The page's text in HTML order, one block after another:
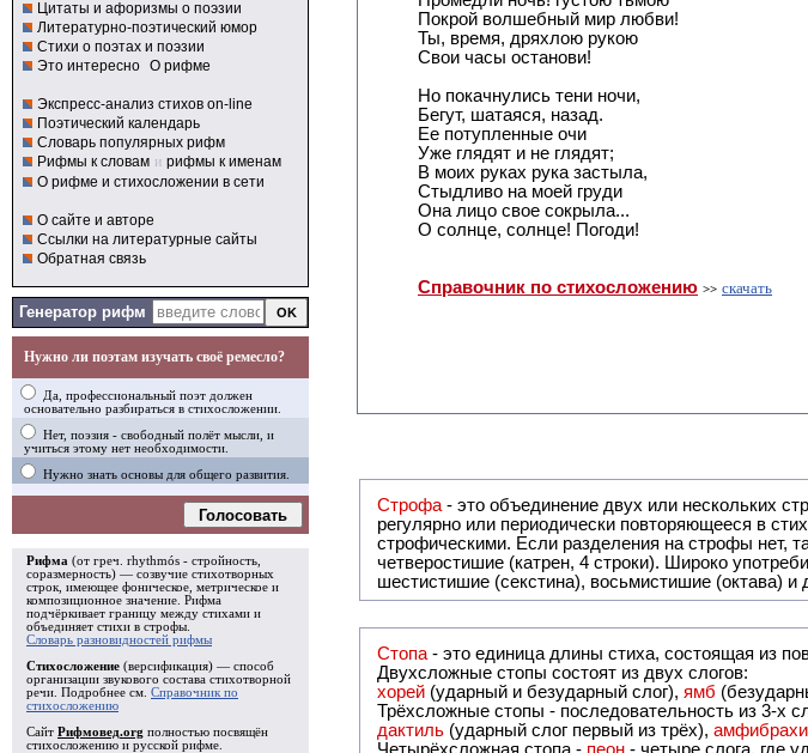
Цитаты и афоризмы о поэзии
Литературно-поэтический юмор
Стихи о поэтах и поэзии
Это интересно О рифме
Экспресс-анализ стихов on-line
Поэтический календарь
Словарь популярных рифм
Рифмы к словам и рифмы к именам
О рифме и стихосложении в сети
О сайте и авторе
Ссылки на литературные сайты
Обратная связь
Генератор рифм
Нужно ли поэтам изучать своё ремесло?
Да, профессиональный поэт должен
основательно разбираться в стихосложении.
Нет, поэзия - свободный полёт мысли, и
учиться этому нет необходимости.
Нужно знать основы для общего развития.
Голосовать
Рифма (от греч. rhythmós - стройность,
соразмерность) — созвучие стихотворных
строк, имеющее фоническое, метрическое и
композиционное значение. Рифма
подчёркивает границу между стихами и
объединяет стихи в строфы
Словарь разновидностей рифмы
Стихосложение (версификация) — способ
организации звукового состава стихотворной
речи. Подробнее см. Справочник по
стихосложению
Сайт Рифмовед.org полностью посвящён
стихосложению и русской рифме.
Покрой волшебный мир любви!
Ты, время, дряхлою рукою
Свои часы останови!
Но покачнулись тени ночи,
Бегут, шатаяся, назад.
Ее потупленные очи
Уже глядят и не глядят;
В моих руках рука застыла,
Стыдливо на моей груди
Она лицо свое сокрыла...
О солнце, солнце! Погоди!
Справочник по стихосложению >> скачать
Строфа - это объединение двух или нескольких строк стихотворения, имеющих
регулярно или периодически повторяющееся в стихотворении. Большинство стихотворений делятся на строфы и т.о. являются
строфическими. Если разделения на строфы нет, такие стихи принято называть астрофическими. Самая популярная
четверостишие (катрен, 4 строки). Широко
шестистишие (секстина), восьмистишие (октава) и
Стопа - это единица длины стиха, состоящая из
Двухсложные стопы состоят из двух слогов:
хорей (ударный и безударный слог), ямб
Трёхсложные стопы - последовательность из 3-х
дактиль (ударный слог первый из трёх),